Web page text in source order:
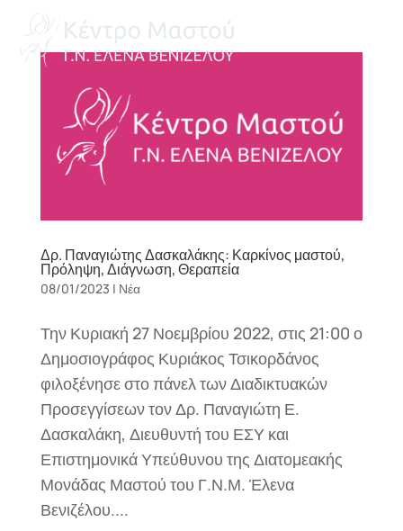
Δρ. Παναγιώτης Δασκαλάκης: Καρκίνος μαστού,
Πρόληψη, Διάγνωση, Θεραπεία
08/01/2023 | Νέα
Την Κυριακή 27 Νοεμβρίου 2022, στις 21:00 ο
Δημοσιογράφος Κυριάκος Τσικορδάνος
φιλοξένησε στο πάνελ των Διαδικτυακών
Προσεγγίσεων τον Δρ. Παναγιώτη Ε.
Δασκαλάκη, Διευθυντή του ΕΣΥ και
Επιστημονικά Υπεύθυνου της Διατομεακής
Μονάδας Μαστού του Γ.Ν.Μ. Έλενα
Βενιζέλου....